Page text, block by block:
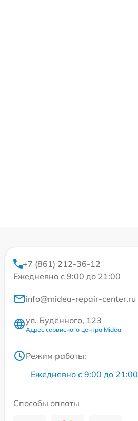
+7 (861) 212-36-12
Ежедневно с 9:00 до 21:00
info@midea-repair-center.ru
ул. Будённого, 123
Адрес сервисного центра Midea
Режим работы:
Ежедневно с 9:00 до 21:00
Способы оплаты